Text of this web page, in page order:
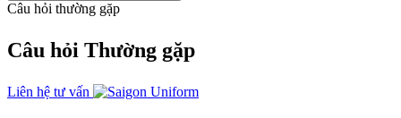
Câu hỏi thường gặp
Câu hỏi Thường gặp
Liên hệ tư vấn